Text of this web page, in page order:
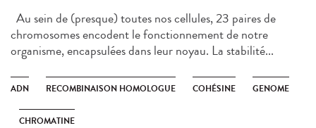
Au sein de (presque) toutes nos cellules, 23 paires de
chromosomes encodent le fonctionnement de notre
organisme, encapsulées dans leur noyau. La stabilité...
ADN RECOMBINAISON HOMOLOGUE COHÉSINE GENOME
CHROMATINE